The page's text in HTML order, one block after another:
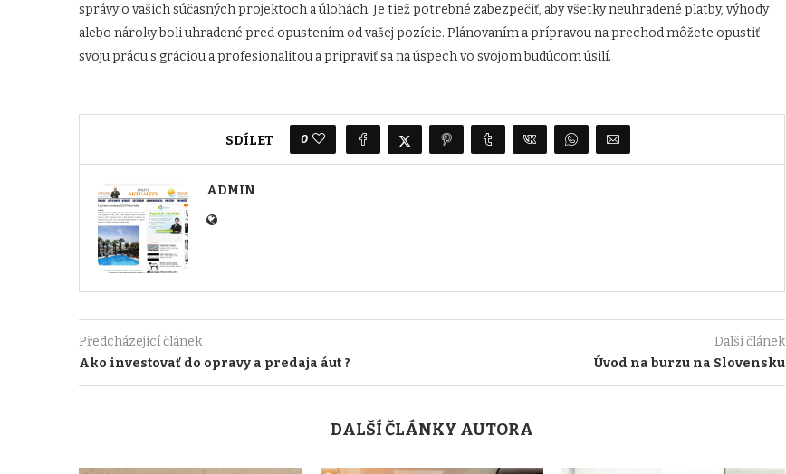
správy o vašich súčasných projektoch a úlohách. Je tiež potrebné zabezpečiť, aby všetky neuhradené platby, výhody
alebo nároky boli uhradené pred opustením od vašej pozície. Plánovaním a prípravou na prechod môžete opustiť
svoju prácu s gráciou a profesionalitou a pripraviť sa na úspech vo svojom budúcom úsilí.
SDÍLET 0
ADMIN
Předcházející článek
Ako investovať do opravy a predaja áut ?
Další článek
Úvod na burzu na Slovensku
DALŠÍ ČLÁNKY AUTORA